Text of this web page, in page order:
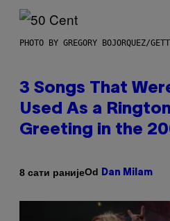
PHOTO BY GREGORY BOJORQUEZ/
3 Songs That
Used As a
Greeting in the
8 сати ранијеOd Dan Milam